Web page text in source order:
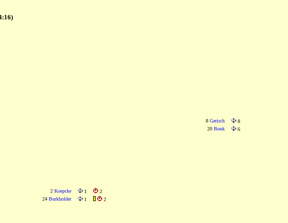
8 Gerisch
8
20 Bonk 6
2 Koepcke 1
2
24 Burkholder 1 2